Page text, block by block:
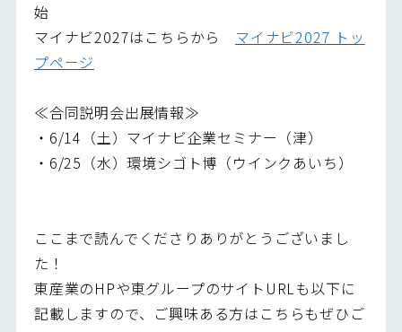
始
マイナビ2027はこちらから マイナビ2027 トッ
プページ
≪合同説明会出展情報≫
・6/14（土）マイナビ企業セミナー（津）
・6/25（水）環境シゴト博（ウインクあいち）
ここまで読んでくださりありがとうございまし
た！
東産業のHPや東グループのサイトURLも以下に
記載しますので、ご興味ある方はこちらもぜひご